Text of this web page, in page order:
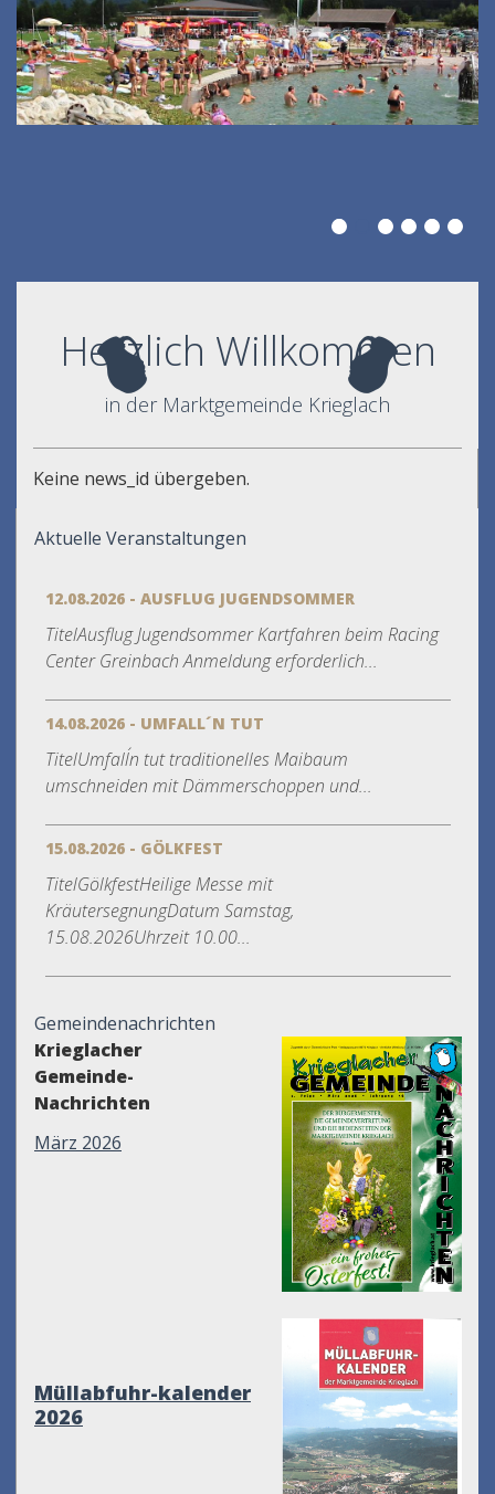
Herzlich Willkommen
in der Marktgemeinde Krieglach
Keine news_id übergeben.
Aktuelle Veranstaltungen
12.08.2026 - AUSFLUG JUGENDSOMMER
TitelAusflug Jugendsommer Kartfahren beim Racing
Center Greinbach Anmeldung erforderlich...
14.08.2026 - UMFALL´N TUT
TitelUmfall´n tut traditionelles Maibaum
umschneiden mit Dämmerschoppen und...
15.08.2026 - GÖLKFEST
TitelGölkfestHeilige Messe mit
KräutersegnungDatum Samstag,
15.08.2026Uhrzeit 10.00...
Gemeindenachrichten
Krieglacher
Gemeinde-
Nachrichten
März 2026
Müllabfuhr-kalender
2026